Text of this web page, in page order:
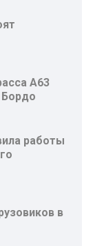
A63
Бордо
работы
в